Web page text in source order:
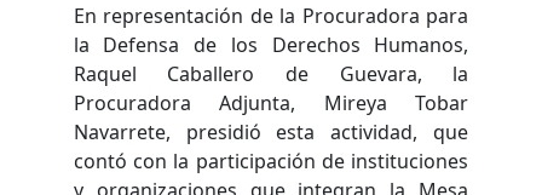
En representación de la Procuradora para
la Defensa de los Derechos Humanos,
Raquel Caballero de Guevara, la
Procuradora Adjunta, Mireya Tobar
Navarrete, presidió esta actividad, que
contó con la participación de instituciones
y organizaciones que integran la Mesa